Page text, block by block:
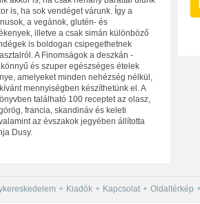
is, ha sok vendéget várunk. Így a
a vegánok, glutén- és
illetve a csak simán különböző
is boldogan csipegethetnek
A Finomságok a deszkán -
és szuper egészséges ételek
amelyeket minden nehézség nélkül,
mennyiségben készíthetünk el. A
található 100 receptet az olasz,
francia, skandináv és keleti
az évszakok jegyében állította
Dusy.
Kiadók Kapcsolat Oldaltérkép